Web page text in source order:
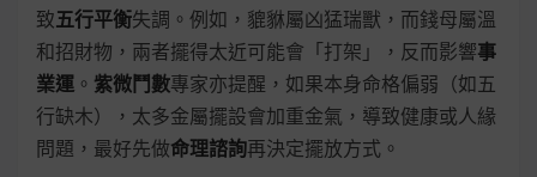
致五行平衡失調。例如，貔貅屬凶猛瑞獸，而錢母屬溫
和招財物，兩者擺得太近可能會「打架」，反而影響事
業運 。 紫微鬥數專家亦提醒，如果本身命格偏弱（如五
行缺木），太多金屬擺設會加重金氣，導致健康或人緣
問題，最好先做命理諮詢再決定擺放方式。